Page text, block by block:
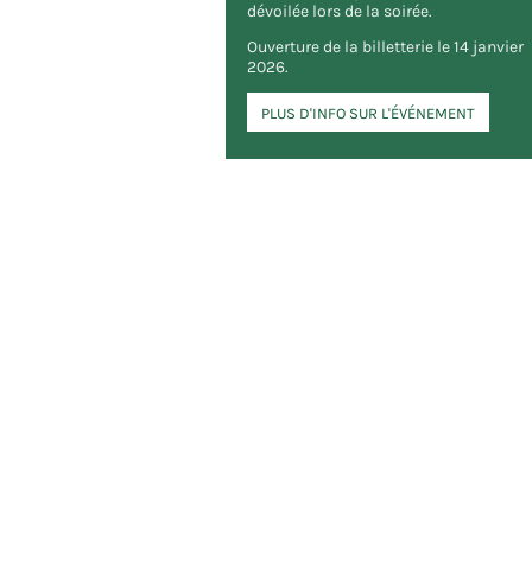
dévoilée lors de la soirée.
Ouverture de la billetterie le 14 janvier
2026.
PLUS D'INFO SUR L'ÉVÉNEMENT